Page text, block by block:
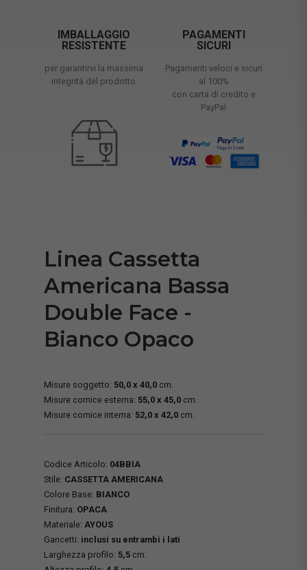
IMBALLAGGIO
RESISTENTE
per garantirvi la massima
integrità del prodotto
PAGAMENTI
SICURI
Pagamenti veloci e sicuri
al 100%
con carta di credito e
PayPal
Linea Cassetta
Americana Bassa
Double Face -
Bianco Opaco
Misure soggetto: 50,0 x 40,0 cm.
Misure cornice esterna: 55,0 x 45,0 cm.
Misure cornice interna: 52,0 x 42,0 cm.
Codice Articolo: 04BBIA
Stile: CASSETTA AMERICANA
Colore Base: BIANCO
Finitura: OPACA
Materiale: AYOUS
Gancetti: inclusi su entrambi i lati
Larghezza profilo: 5,5 cm.